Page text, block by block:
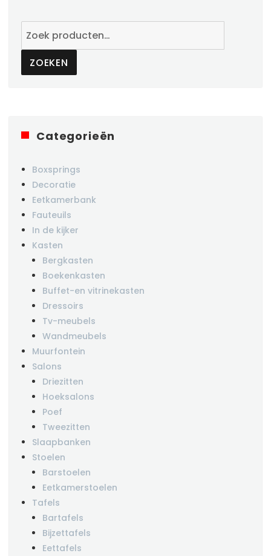
ZOEKEN
Categorieën
Boxsprings
Decoratie
Eetkamerbank
Fauteuils
In de kijker
Kasten
Bergkasten
Boekenkasten
Buffet-en vitrinekasten
Dressoirs
Tv-meubels
Wandmeubels
Muurfontein
Salons
Driezitten
Hoeksalons
Poef
Tweezitten
Slaapbanken
Stoelen
Barstoelen
Eetkamerstoelen
Tafels
Bartafels
Bijzettafels
Eettafels